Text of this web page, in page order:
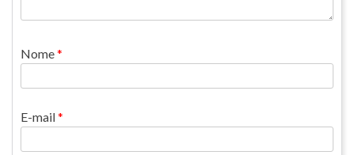
Nome*
E-mail*